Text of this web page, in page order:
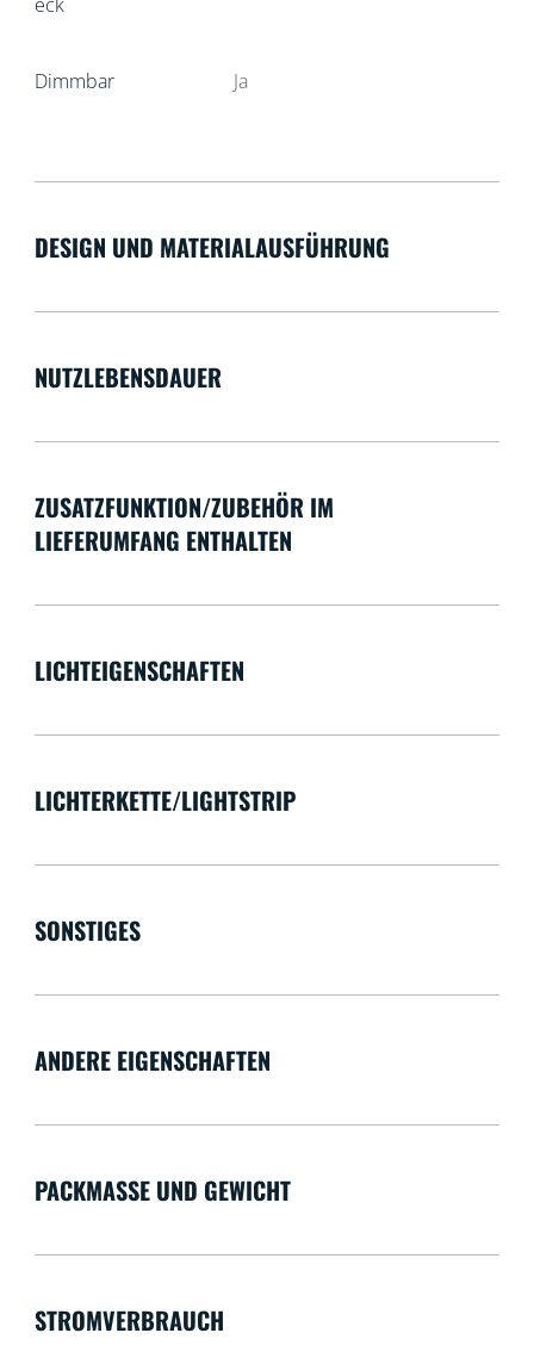
Dimmbar Ja
DESIGN UND MATERIALAUSFÜHRUNG
NUTZLEBENSDAUER
ZUSATZFUNKTION/ZUBEHÖR IM
LIEFERUMFANG ENTHALTEN
LICHTEIGENSCHAFTEN
LICHTERKETTE/LIGHTSTRIP
SONSTIGES
ANDERE EIGENSCHAFTEN
PACKMASSE UND GEWICHT
STROMVERBRAUCH